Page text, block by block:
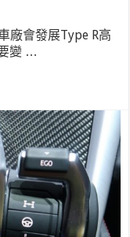
廠會發展Type R高
變 …